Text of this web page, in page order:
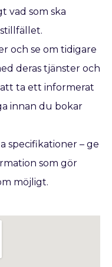
vad som ska
och se om tidigare
deras tjänster och
att ta ett informerat
innan du bokar
specifikationer – ge
som gör
möjligt.